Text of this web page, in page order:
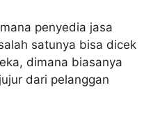
penyedia jasa
satunya bisa dicek
dimana biasanya
dari pelanggan